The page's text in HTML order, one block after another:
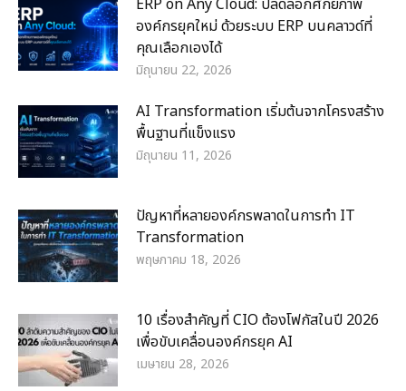
ERP on Any Cloud: ปลดล็อกศักยภาพ
องค์กรยุคใหม่ ด้วยระบบ ERP บนคลาวด์ที่
คุณเลือกเองได้
มิถุนายน 22, 2026
AI Transformation เริ่มต้นจากโครงสร้าง
พื้นฐานที่แข็งแรง
มิถุนายน 11, 2026
ปัญหาที่หลายองค์กรพลาดในการทำ IT
Transformation
พฤษภาคม 18, 2026
10 เรื่องสำคัญที่ CIO ต้องโฟกัสในปี 2026
เพื่อขับเคลื่อนองค์กรยุค AI
เมษายน 28, 2026